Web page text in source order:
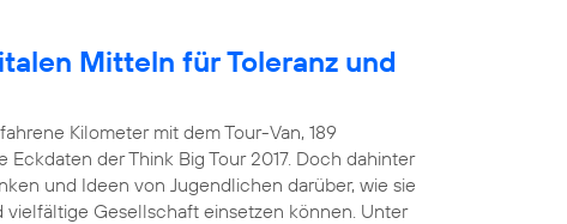
Mitteln für Toleranz und
Kilometer mit dem Tour-Van, 189
der Think Big Tour 2017. Doch dahinter
und Ideen von Jugendlichen darüber, wie sie
Gesellschaft einsetzen können. Unter